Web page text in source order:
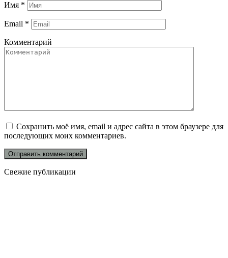
Имя *
Email *
Комментарий
Сохранить моё имя, email и адрес сайта в этом браузере для
последующих моих комментариев.
Свежие публикации